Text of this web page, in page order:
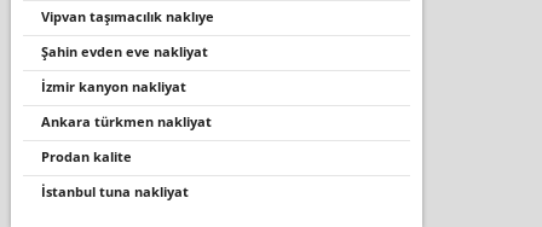
vipvan taşımacılık naklıye
şahin evden eve nakliyat
i̇zmir kanyon nakliyat
ankara türkmen nakliyat
prodan kalite
i̇stanbul tuna nakliyat